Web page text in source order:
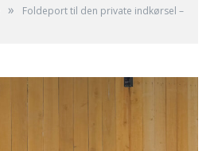
»
Foldeport til den private indkørsel –